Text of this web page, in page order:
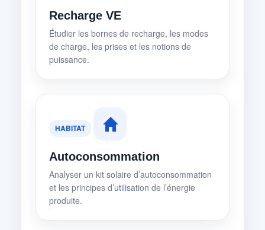
Recharge VE
Étudier les bornes de recharge, les modes
de charge, les prises et les notions de
puissance.
HABITAT
Autoconsommation
Analyser un kit solaire d’autoconsommation
et les principes d’utilisation de l’énergie
produite.